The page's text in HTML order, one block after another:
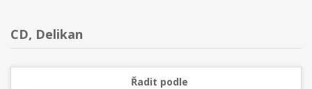
CD, Delikan
Řadit podle